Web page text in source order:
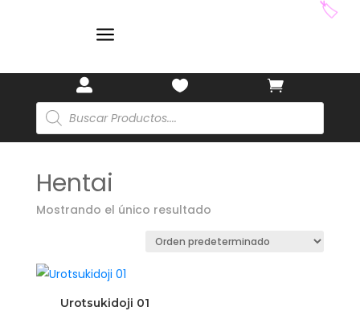
a
 

Búsqueda
de
productos
Hentai
Mostrando el único resultado
Urotsukidoji 01